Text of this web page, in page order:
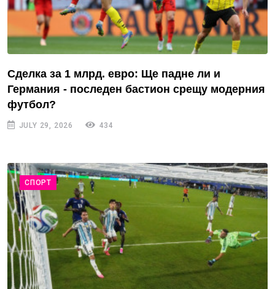
Сделка за 1 млрд. евро: Ще падне ли и
Германия - последен бастион срещу модерния
футбол?
JULY 29, 2026 434
СПОРТ